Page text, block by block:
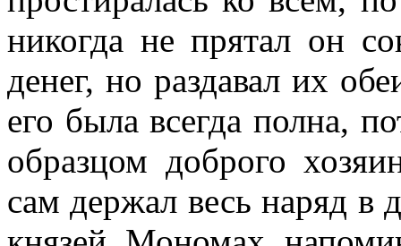
никогда не прятал он
денег, но раздавал их
его была всегда полна,
образцом доброго
сам держал весь наряд в